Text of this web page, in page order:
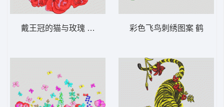
戴王冠的猫与玫瑰 猫 皇冠 彩色飞鸟刺绣图案 鹤